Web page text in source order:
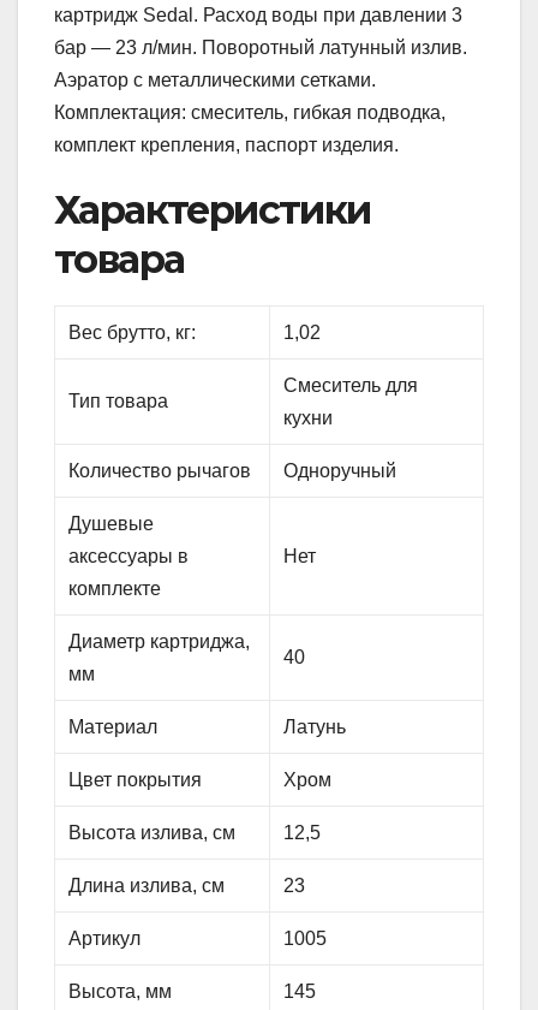
картридж Sedal. Расход воды при давлении 3
бар — 23 л/мин. Поворотный латунный излив.
Аэратор с металлическими сетками.
Комплектация: смеситель, гибкая подводка,
комплект крепления, паспорт изделия.
Характеристики
товара
Вес брутто, кг: 1,02
Тип товара
Смеситель для
кухни
Количество рычагов Одноручный
Душевые
аксессуары в
комплекте
Нет
Диаметр картриджа,
мм
40
Материал Латунь
Цвет покрытия Хром
Высота излива, см 12,5
Длина излива, см 23
Артикул 1005
Высота, мм 145